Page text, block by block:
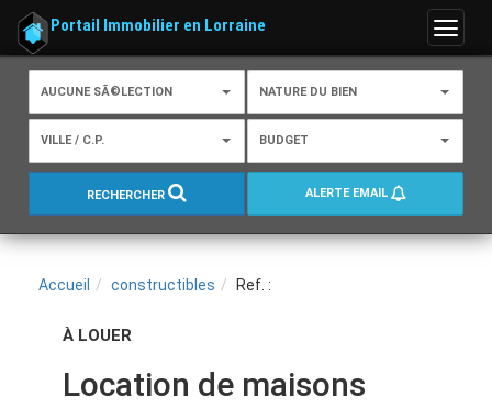
Menu
Portail Immobilier en Lorraine
AUCUNE SÃ©LECTION NATURE DU BIEN
VILLE / C.P. BUDGET
RECHERCHER ALERTE EMAIL
Accueil constructibles Ref. :
À LOUER
Location de maisons